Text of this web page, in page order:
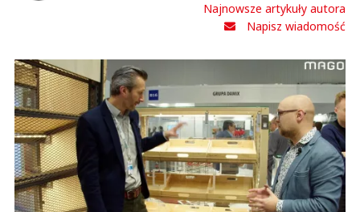
Najnowsze artykuły autora
Napisz wiadomość